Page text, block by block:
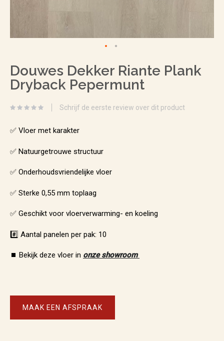
naar
het
de
Douwes Dekker Riante Plank
Dryback Pepermunt
Schrijf de eerste review over dit product
✅ Vloer met karakter
✅ Natuurgetrouwe structuur
✅ Onderhoudsvriendelijke vloer
✅ Sterke 0,55 mm toplaag
✅ Geschikt voor vloerverwarming- en koeling
#️⃣ Aantal panelen per pak: 10
⏹️ Bekijk deze vloer in onze showroom
MAAK EEN AFSPRAAK